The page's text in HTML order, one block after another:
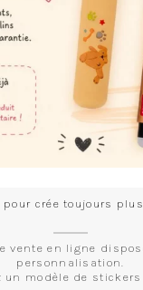
pour crée toujours plus
vente en ligne
personnalisation.
un modèle de